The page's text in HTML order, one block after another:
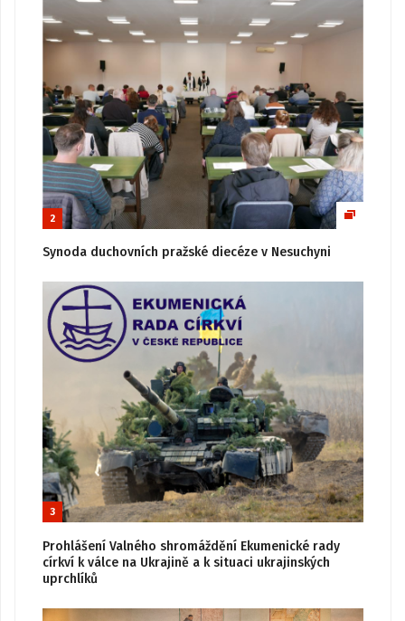
2
Synoda duchovních pražské diecéze v Nesuchyni
3
Prohlášení Valného shromáždění Ekumenické rady
církví k válce na Ukrajině a k situaci ukrajinských
uprchlíků